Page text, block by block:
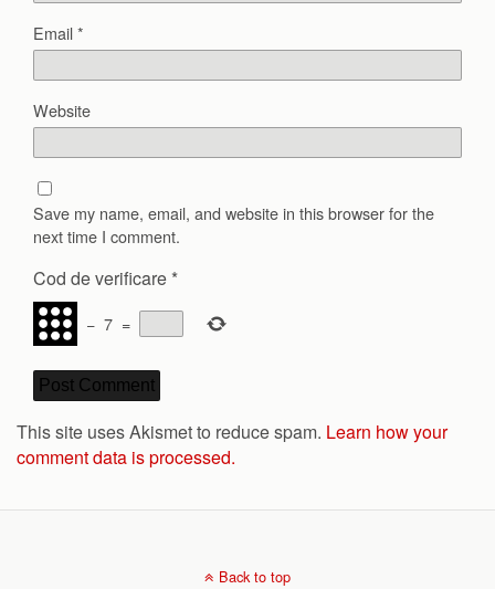
Email*
Website
Save my name, email, and website in this browser for the
next time I comment.
Cod de verificare *
− 7 =
This site uses Akismet to reduce spam. Learn how your
comment data is processed.
Back to top